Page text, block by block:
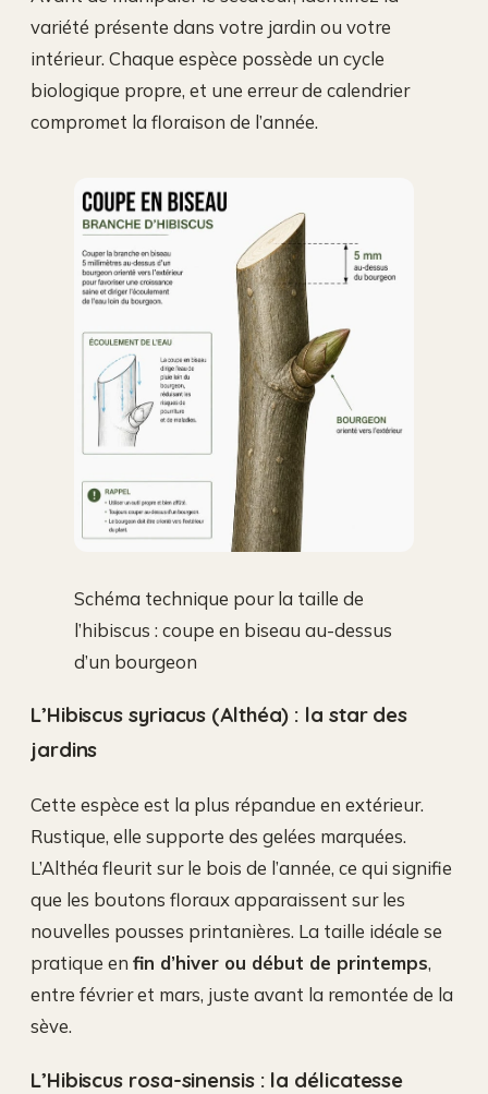
variété présente dans votre jardin ou votre
intérieur. Chaque espèce possède un cycle
biologique propre, et une erreur de calendrier
compromet la floraison de l’année.
Schéma technique pour la taille de
l’hibiscus : coupe en biseau au-dessus
d’un bourgeon
L’Hibiscus syriacus (Althéa) : la star des
jardins
Cette espèce est la plus répandue en extérieur.
Rustique, elle supporte des gelées marquées.
L’Althéa fleurit sur le bois de l’année, ce qui signifie
que les boutons floraux apparaissent sur les
nouvelles pousses printanières. La taille idéale se
pratique en fin d’hiver ou début de printemps,
entre février et mars, juste avant la remontée de la
sève.
L’Hibiscus rosa-sinensis : la délicatesse